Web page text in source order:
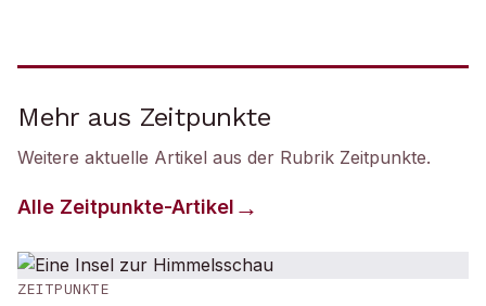
Mehr aus Zeitpunkte
Weitere aktuelle Artikel aus der Rubrik Zeitpunkte.
Alle Zeitpunkte-Artikel
ZEITPUNKTE